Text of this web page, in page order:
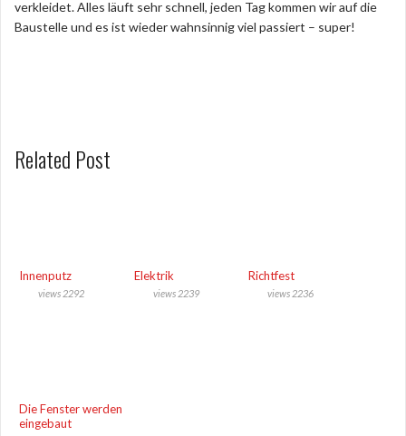
verkleidet. Alles läuft sehr schnell, jeden Tag kommen wir auf die
Baustelle und es ist wieder wahnsinnig viel passiert – super!
Related Post
Innenputz
views 2292
Elektrik
views 2239
Richtfest
views 2236
Die Fenster werden
eingebaut